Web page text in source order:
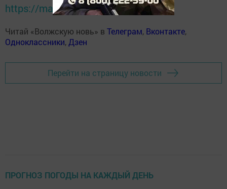
https://max.ru/tatmedia
Читай «Волжскую новь» в Телеграм, Вконтакте,
Одноклассники, Дзен
Перейти на страницу новости
ПРОГНОЗ ПОГОДЫ НА КАЖДЫЙ ДЕНЬ